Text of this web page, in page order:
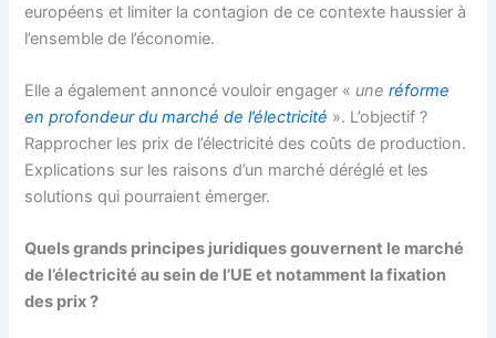
européens et limiter la contagion de ce contexte haussier à
l’ensemble de l’économie.
Elle a également annoncé vouloir engager « uneréforme
en profondeur du marché de l’électricité ». L’objectif ?
Rapprocher les prix de l’électricité des coûts de production.
Explications sur les raisons d’un marché déréglé et les
solutions qui pourraient émerger.
Quels grands principes juridiques gouvernent le marché
de l’électricité au sein de l’UE et notamment la fixation
des prix ?